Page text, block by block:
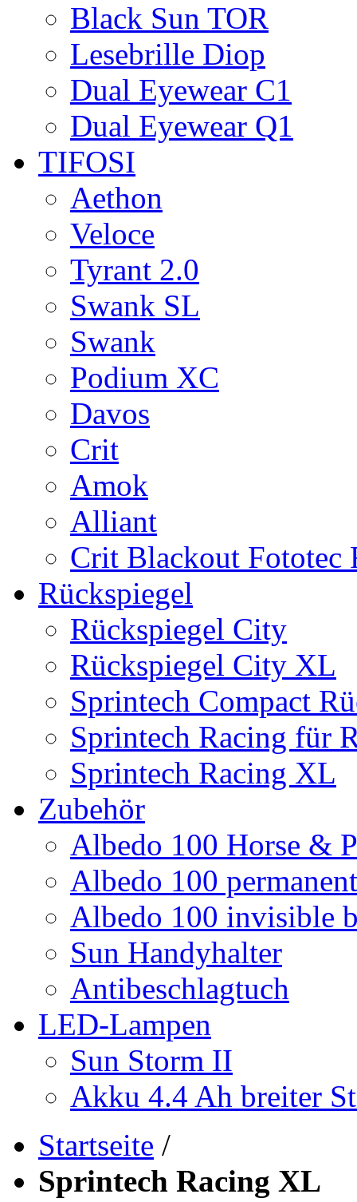
Black Sun TOR
Lesebrille Diop
Dual Eyewear C1
Dual Eyewear Q1
TIFOSI
Aethon
Veloce
Tyrant 2.0
Swank SL
Swank
Podium XC
Davos
Crit
Amok
Alliant
Crit Blackout Fototec
Rückspiegel
Rückspiegel City
Rückspiegel City XL
Sprintech Compact
Sprintech Racing für
Sprintech Racing XL
Zubehör
Albedo 100 Horse &
Albedo 100
Albedo 100 invisible
Sun Handyhalter
Antibeschlagtuch
LED-Lampen
Sun Storm II
Akku 4.4 Ah breiter
Startseite /
Sprintech Racing XL